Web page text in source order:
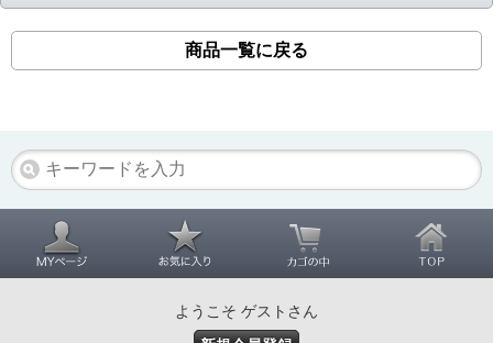
商品一覧に戻る
ようこそ ゲストさん